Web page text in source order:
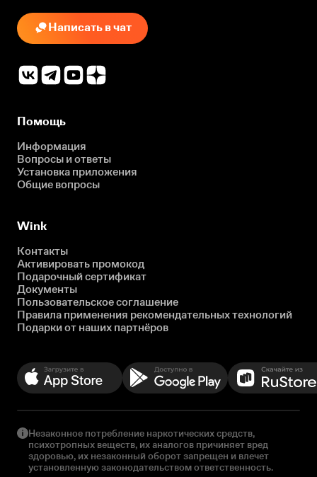
Написать в чат
Помощь
Информация
Вопросы и ответы
Установка приложения
Общие вопросы
Wink
Контакты
Активировать промокод
Подарочный сертификат
Документы
Пользовательское соглашение
Правила применения рекомендательных технологий
Подарки от наших партнёров
Незаконное потребление наркотических средств,
психотропных веществ, их аналогов причиняет вред
здоровью, их незаконный оборот запрещен и влечет
установленную законодательством ответственность.